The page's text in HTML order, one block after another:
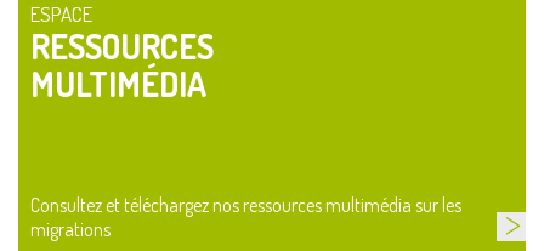
ESPACE
RESSOURCES
MULTIMÉDIA
Consultez et téléchargez nos ressources multimédia sur les
migrations